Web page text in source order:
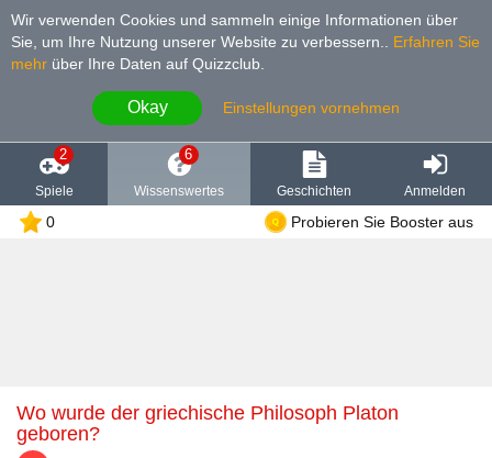
Wir verwenden Cookies und sammeln einige Informationen über
Sie, um Ihre Nutzung unserer Website zu verbessern.
Erfahren Sie
mehr über Ihre Daten auf Quizzclub.
Okay Einstellungen vornehmen
2
Spiele
6
Wissenswertes Geschichten Anmelden
0 Probieren Sie Booster aus
Wo wurde der griechische Philosoph Platon
geboren?